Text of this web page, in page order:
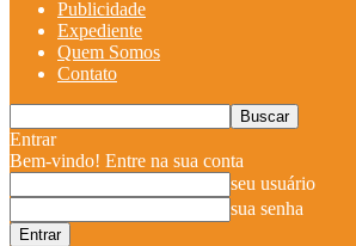
Publicidade
Expediente
Quem Somos
Contato
Entrar
Bem-vindo! Entre na sua conta
seu usuário
sua senha